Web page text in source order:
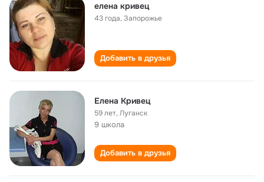
елена кривец
43 года,Запорожье
Добавить в друзья
Елена Кривец
59 лет,Луганск
9 школа
Добавить в друзья